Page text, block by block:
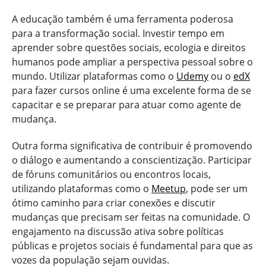
A educação também é uma ferramenta poderosa
para a transformação social. Investir tempo em
aprender sobre questões sociais, ecologia e direitos
humanos pode ampliar a perspectiva pessoal sobre o
mundo. Utilizar plataformas como o Udemy ou o edX
para fazer cursos online é uma excelente forma de se
capacitar e se preparar para atuar como agente de
mudança.
Outra forma significativa de contribuir é promovendo
o diálogo e aumentando a conscientização. Participar
de fóruns comunitários ou encontros locais,
utilizando plataformas como o Meetup, pode ser um
ótimo caminho para criar conexões e discutir
mudanças que precisam ser feitas na comunidade. O
engajamento na discussão ativa sobre políticas
públicas e projetos sociais é fundamental para que as
vozes da população sejam ouvidas.